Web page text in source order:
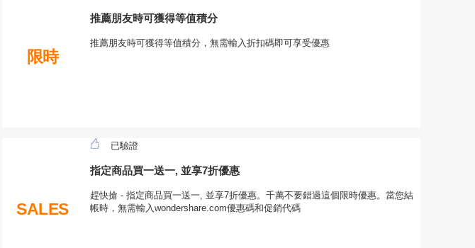
限時
推薦朋友時可獲得等值積分
推薦朋友時可獲得等值積分，無需輸入折扣碼即可享受優惠
SALES
已驗證
指定商品買一送一, 並享7折優惠
趕快搶 - 指定商品買一送一, 並享7折優惠。千萬不要錯過這個限時優惠。當您結
帳時，無需輸入wondershare.com優惠碼和促銷代碼